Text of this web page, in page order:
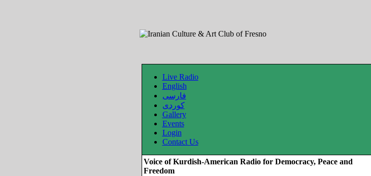
Live Radio
English
فارسی
کوردی
Gallery
Events
Login
Contact Us
Voice of Kurdish-American Radio for Democracy, Peace and
Freedom